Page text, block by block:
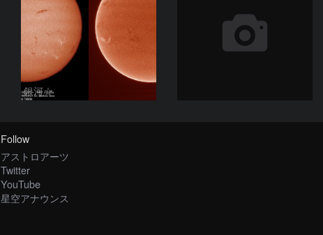
銀河☆
Follow
アストロアーツ
Twitter
YouTube
星空アナウンス